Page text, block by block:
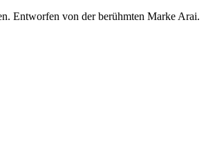
Entworfen von der berühmten Marke Arai.